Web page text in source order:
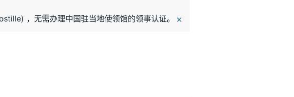
，无需办理中国驻当地使领馆的领事认证。 ×